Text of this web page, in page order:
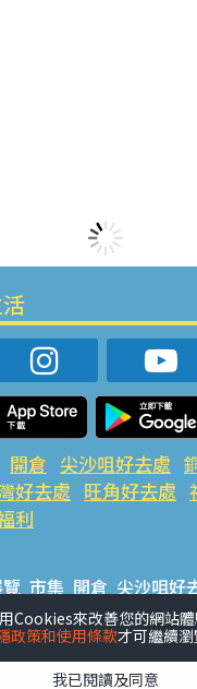
開倉 尖沙咀好去處
好去處 旺角好去處
利
市集 開倉 尖沙咀好
好去處 荃灣好去處
Cookies來改善您的網站
政策和使用條款才可繼續瀏
我已閱讀及同意